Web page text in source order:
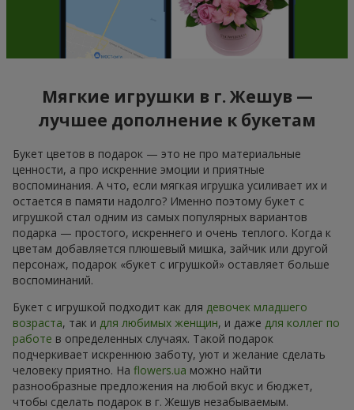
Мягкие игрушки в г. Жешув —
лучшее дополнение к букетам
Букет цветов в подарок — это не про материальные
ценности, а про искренние эмоции и приятные
воспоминания. А что, если мягкая игрушка усиливает их и
остается в памяти надолго? Именно поэтому букет с
игрушкой стал одним из самых популярных вариантов
подарка — простого, искреннего и очень теплого. Когда к
цветам добавляется плюшевый мишка, зайчик или другой
персонаж, подарок «букет с игрушкой» оставляет больше
воспоминаний.
Букет с игрушкой подходит как для девочек младшего
возраста, так и для любимых женщин, и даже для коллег по
работе в определенных случаях. Такой подарок
подчеркивает искреннюю заботу, уют и желание сделать
человеку приятно. На flowers.ua можно найти
разнообразные предложения на любой вкус и бюджет,
чтобы сделать подарок в г. Жешув незабываемым.